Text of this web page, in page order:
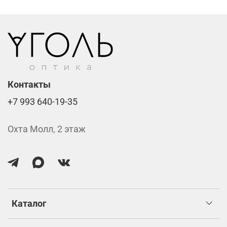
Каталог
Контакты
+7 993 640-19-35
Охта Молл, 2 этаж